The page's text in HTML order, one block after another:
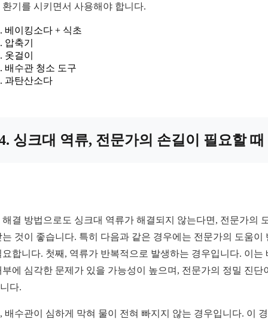
환기를 시키면서 사용해야 합니다.
베이킹소다 + 식초
압축기
옷걸이
배수관 청소 도구
과탄산소다
싱크대 역류, 전문가의 손길이 필요할 때
해결 방법으로도 싱크대 역류가 해결되지 않는다면, 전문가의
는 것이 좋습니다. 특히 다음과 같은 경우에는 전문가의 도움이
요합니다. 첫째, 역류가 반복적으로 발생하는 경우입니다. 이는
부에 심각한 문제가 있을 가능성이 높으며, 전문가의 정밀 진단
다.
배수관이 심하게 막혀 물이 전혀 빠지지 않는 경우입니다. 이